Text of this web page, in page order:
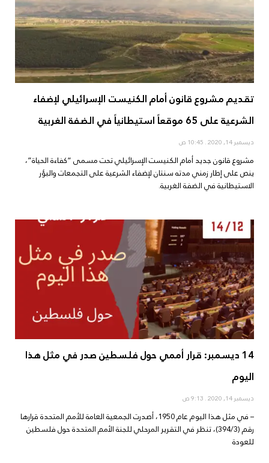
تقديم مشروع قانون أمام الكنيست الإسرائيلي لإضفاء
الشرعية على 65 موقعاً استيطانياً في الضفة الغربية
ديسمبر 14, 2020
مشروع قانون جديد أمام الكنيست الإسرائيلي تحت مسمى “كفاءة الحياة”،
ينص على إطار زمني مدته سنتان لإضفاء الشرعية على التجمعات والبؤر
الاستيطانية في الضفة الغربية.
14 ديسمبر: قرار أممي حول فلسطين صدر في مثل هذا
اليوم
ديسمبر 14, 2020
– في مثل هذا اليوم عام 1950، أصدرت الجمعية العامة للأمم المتحدة قرارها
رقم (394/3)، تنظر في التقرير المرحلي للجنة الأمم المتحدة حول فلسطين
للعودة